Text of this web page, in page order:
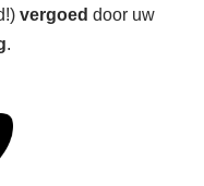
vergoed door uw
.